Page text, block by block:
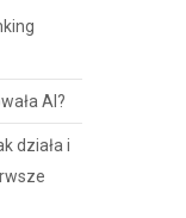
AI?
działa i